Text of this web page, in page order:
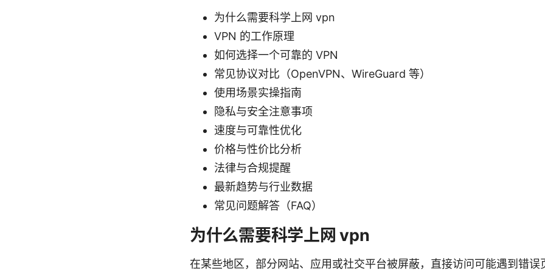
为什么需要科学上网 vpn
VPN 的工作原理
如何选择一个可靠的 VPN
常见协议对比（OpenVPN、WireGuard 等）
使用场景实操指南
隐私与安全注意事项
速度与可靠性优化
价格与性价比分析
法律与合规提醒
最新趋势与行业数据
常见问题解答（FAQ）
为什么需要科学上网 vpn
在某些地区，部分网站、应用或社交平台被屏蔽，直接访问可能遇到错误